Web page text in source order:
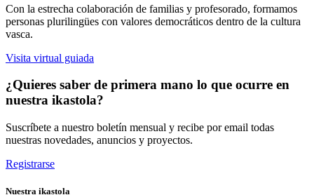
Con la estrecha colaboración de familias y profesorado, formamos
personas plurilingües con valores democráticos dentro de la cultura
vasca.
Visita virtual guiada
¿Quieres saber de primera mano lo que ocurre en
nuestra ikastola?
Suscríbete a nuestro boletín mensual y recibe por email todas
nuestras novedades, anuncios y proyectos.
Registrarse
Nuestra ikastola